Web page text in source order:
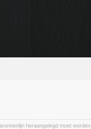
heraangelegd moet worden.